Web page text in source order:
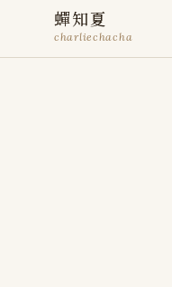
蟬知夏
charliechacha